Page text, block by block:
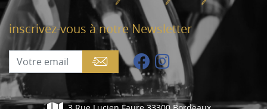
inscrivez-vous à notre Newsletter